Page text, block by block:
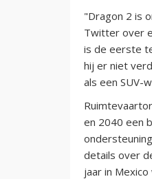
"Dragon 2 is
Twitter over
is de eerste
hij er niet
als een SUV-
en 2040 een
details over
jaar in